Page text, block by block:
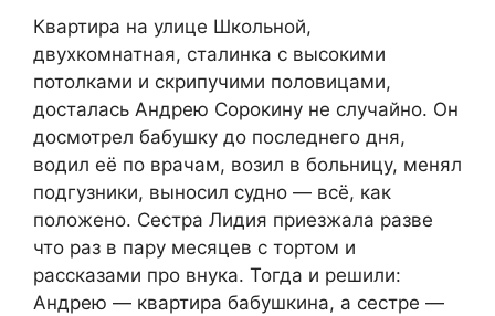
Квартира на улице Школьной,
двухкомнатная, сталинка с высокими
потолками и скрипучими половицами,
досталась Андрею Сорокину не случайно. Он
досмотрел бабушку до последнего дня,
водил её по врачам, возил в больницу, менял
подгузники, выносил судно — всё, как
положено. Сестра Лидия приезжала разве
что раз в пару месяцев с тортом и
рассказами про внука. Тогда и решили:
Андрею — квартира бабушкина, а сестре —